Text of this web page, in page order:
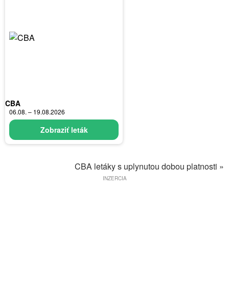
CBA
06.08. – 19.08.2026
Zobraziť leták
CBA letáky s uplynutou dobou platnosti »
INZERCIA